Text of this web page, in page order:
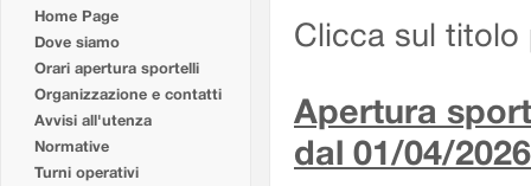
Home Page
Dove siamo
Orari apertura sportelli
Organizzazione e contatti
Avvisi all'utenza
Normative
Turni operativi
Clicca sul titolo
Apertura
dal 01/04/2026